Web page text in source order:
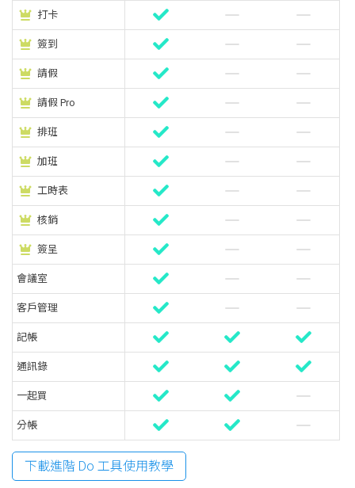
打卡
簽到
請假
請假 Pro
排班
加班
工時表
核銷
簽呈
會議室
客戶管理
記帳
通訊錄
一起買
分帳
下載進階 Do 工具使用教學